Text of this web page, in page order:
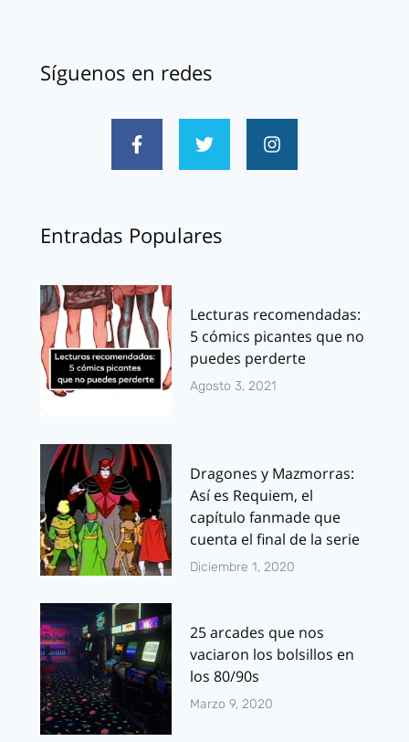
Síguenos en redes
Entradas Populares
Lecturas recomendadas:
5 cómics picantes que no
puedes perderte
Agosto 3, 2021
Dragones y Mazmorras:
Así es Requiem, el
capítulo fanmade que
cuenta el final de la serie
Diciembre 1, 2020
25 arcades que nos
vaciaron los bolsillos en
los 80/90s
Marzo 9, 2020